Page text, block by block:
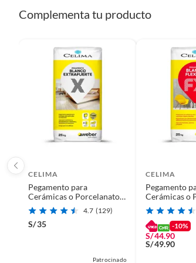
Complementa tu producto
CELIMA
Pegamento para
Cerámicas o Porcelanatos
Celima Blanco Extrafuerte
25kg
4.7 (129)
S/35
Patrocinado
CELIMA
Pegamento
Cerámicas o
Celima
25kg
-10%
S/44.90
S/49.90